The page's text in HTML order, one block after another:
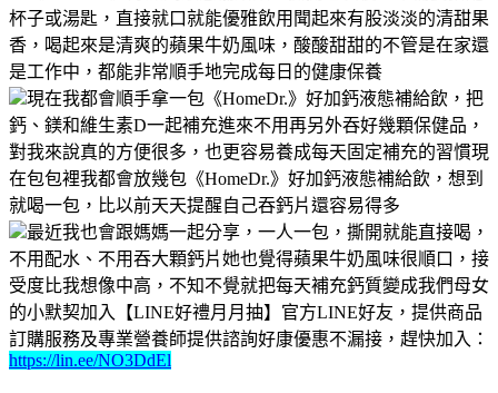
杯子或湯匙，直接就口就能優雅飲用聞起來有股淡淡的清甜果
香，喝起來是清爽的蘋果牛奶風味，酸酸甜甜的不管是在家還
是工作中，都能非常順手地完成每日的健康保養
現在我都會順手拿一包《HomeDr.》好加鈣液態補給飲，把
鈣、鎂和維生素D一起補充進來不用再另外吞好幾顆保健品，
對我來說真的方便很多，也更容易養成每天固定補充的習慣現
在包包裡我都會放幾包《HomeDr.》好加鈣液態補給飲，想到
就喝一包，比以前天天提醒自己吞鈣片還容易得多
最近我也會跟媽媽一起分享，一人一包，撕開就能直接喝，
不用配水、不用吞大顆鈣片她也覺得蘋果牛奶風味很順口，接
受度比我想像中高，不知不覺就把每天補充鈣質變成我們母女
的小默契加入【LINE好禮月月抽】官方LINE好友，提供商品
訂購服務及專業營養師提供諮詢好康優惠不漏接，趕快加入：
https://lin.ee/NO3DdEl